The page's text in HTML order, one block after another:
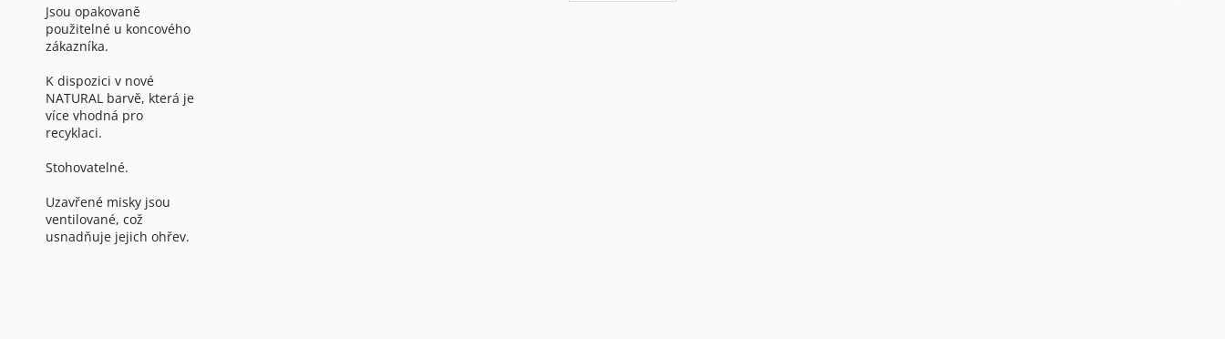
Jsou opakovaně
použitelné u koncového
zákazníka.
K dispozici v nové
NATURAL barvě, která je
více vhodná pro
recyklaci.
Stohovatelné.
Uzavřené misky jsou
ventilované, což
usnadňuje jejich ohřev.